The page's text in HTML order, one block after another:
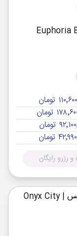
| Euphoria
تومان
تومان
تومان
تومان
رزرو رایگان
| Onyx City